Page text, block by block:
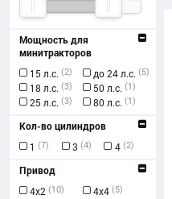
Мощность для
минитракторов
15 л.с.(2)
18 л.с.(3)
25 л.с.(3)
до 24 л.с.(5)
50 л.с.(1)
80 л.с.(1)
Кол-во цилиндров
1(7) 3(4) 4 (2)
Привод
4х2(10) 4х4(5)